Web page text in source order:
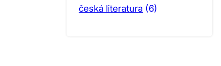
česká literatura (6)